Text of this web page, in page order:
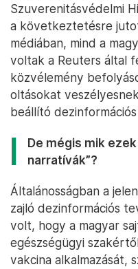
Szuverenitásvédelmi
a következtetésre
médiában, mind a
voltak a Reuters által
közvélemény
oltásokat
beállító
De mégis mik
narratívák”?
Általánosságban a
zajló dezinformációs
volt, hogy a magyar
egészségügyi
vakcina alkalmazását,